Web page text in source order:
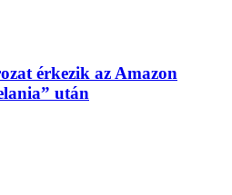
érkezik az Amazon
után